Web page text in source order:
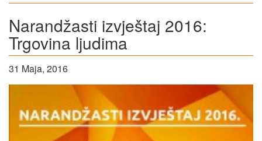
Narandžasti izvještaj 2016:
Trgovina ljudima
31 Maja, 2016